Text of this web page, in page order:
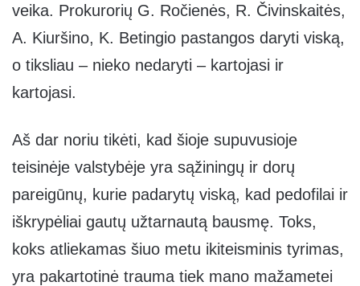
veika. Prokurorių G. Ročienės, R. Čivinskaitės,
A. Kiuršino, K. Betingio pastangos daryti viską,
o tiksliau – nieko nedaryti – kartojasi ir
kartojasi.
Aš dar noriu tikėti, kad šioje supuvusioje
teisinėje valstybėje yra sąžiningų ir dorų
pareigūnų, kurie padarytų viską, kad pedofilai ir
iškrypėliai gautų užtarnautą bausmę. Toks,
koks atliekamas šiuo metu ikiteisminis tyrimas,
yra pakartotinė trauma tiek mano mažametei